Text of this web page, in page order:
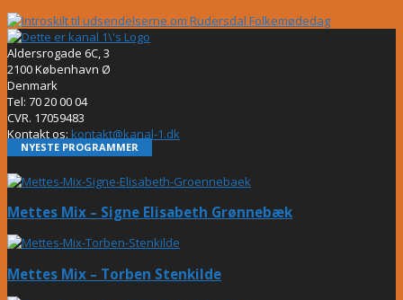
Aldersrogade 6C, 3
2100 København Ø
Denmark
Tel: 70 20 00 04
CVR. 17059483
Kontakt os: kontakt@kanal-1.dk
NYESTE PROGRAMMER
Mettes Mix – Signe Elisabeth Grønnebæk
Mettes Mix – Torben Stenkilde